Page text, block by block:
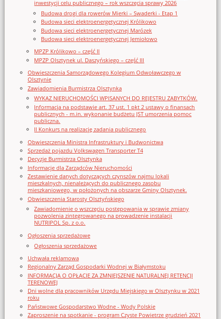
inwestycji celu publicznego – rok wszczęcia sprawy 2026
Budowa drogi dla rowerów Mierki – Swaderki - Etap 1
Budowa sieci elektroenergetycznej Królikowo
Budowa sieci elektroenergetycznej Marózek
Budowa sieci elektroenergetycznej Jemiołowo
MPZP Królikowo – część II
MPZP Olsztynek ul. Daszyńskiego – część III
Obwieszczenia Samorządowego Kolegium Odwoławczego w
Olsztynie
Zawiadomienia Burmistrza Olsztynka
WYKAZ NIERUCHOMOŚCI WPISANYCH DO REJESTRU ZABYTKÓW.
Informacja na podstawie art. 37 ust. 1 pkt 2 ustawy o finansach
publicznych - m.in. wykonanie budżetu JST umorzenia pomoc
publiczna.
II Konkurs na realizację zadania publicznego
Obwieszczenia Ministra Infrastruktury i Budwonictwa
Sprzedaż pojazdu Volkswagen Transporter T4
Decyzje Burmistrza Olsztynka
Informacje dla Zarządców Nieruchomości
Zestawienie danych dotyczących czynszów najmu lokali
mieszkalnych, nienależących do publicznego zasobu
mieszkaniowego, w położonych na obszarze Gminy Olsztynek.
Obwieszczenia Starosty Olsztyńskiego
Zawiadomienie o wszczęciu postępowania w sprawie zmiany
pozwolenia zintegrowanego na prowadzenie instalacji
NUTRIPOL Sp. z o.o.
Ogłoszenia sprzedażowe
Ogłoszenia sprzedażowe
Uchwała reklamowa
Regionalny Zarząd Gospodarki Wodnej w Białymstoku
INFORMACJA O OPŁACIE ZA ZMNIEJSZENIE NATURALNEJ RETENCJI
TERENOWEJ
Dni wolne dla pracowników Urzędu Miejskiego w Olsztynku w 2021
roku
Państwowe Gospodarstwo Wodne - Wody Polskie
Zaproszenie na spotkanie - program Czyste Powietrze grudzień 2021